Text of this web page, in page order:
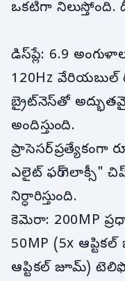
ఒకటిగా నిలుస్తోంది.
డిస్‌ప్లే: 6.9
120Hz వేరియబుల్
బ్రైట్‌నెస్‌తో
అందిస్తుంది.
ప్రాసెసర్:
ఎలైట్ ఫర్ గెలాక్సీ"
నిర్ధారిస్తుంది.
కెమెరా: 200MP
50MP (5x
ఆప్టికల్ జూమ్)